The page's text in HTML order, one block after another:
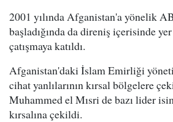
2001 yılında Afganistan'a yönelik
başladığında da direniş içerisinde
çatışmaya katıldı.
Afganistan'daki İslam Emirliği
cihat yanlılarının kırsal bölgelere
Muhammed el Mısri de bazı lider
kırsalına çekildi.